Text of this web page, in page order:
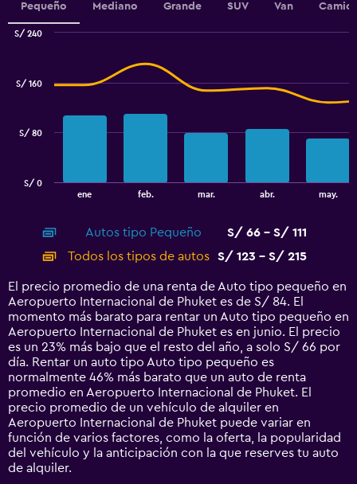
axis
displaying
values.
to
Pequeño Mediano Grande SUV Van
displaying
categories.
Range:
14
categories.
The
chart
has
1
Y
axis
displaying
values.
Range:
0
to
240.
ene feb. mar. abr. may.
S/ 0
S/ 80
S/ 160
S/ 240
Autos tipo Pequeño
S/ 66 - S/ 111
Todos los tipos de autos
S/ 123 - S/ 215
El precio promedio de una renta de Auto tipo pequeño en
Aeropuerto Internacional de Phuket es de S/ 84. El
momento más barato para rentar un Auto tipo pequeño en
Aeropuerto Internacional de Phuket es en junio. El precio
es un 23% más bajo que el resto del año, a solo S/ 66 por
día. Rentar un auto tipo Auto tipo pequeño es
normalmente 46% más barato que un auto de renta
promedio en Aeropuerto Internacional de Phuket. El
precio promedio de un vehículo de alquiler en
Aeropuerto Internacional de Phuket puede variar en
función de varios factores, como la oferta, la popularidad
del vehículo y la anticipación con la que reserves tu auto
de alquiler.